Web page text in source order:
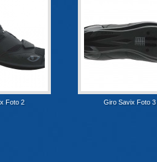
Foto 2 Giro Savix Foto 3